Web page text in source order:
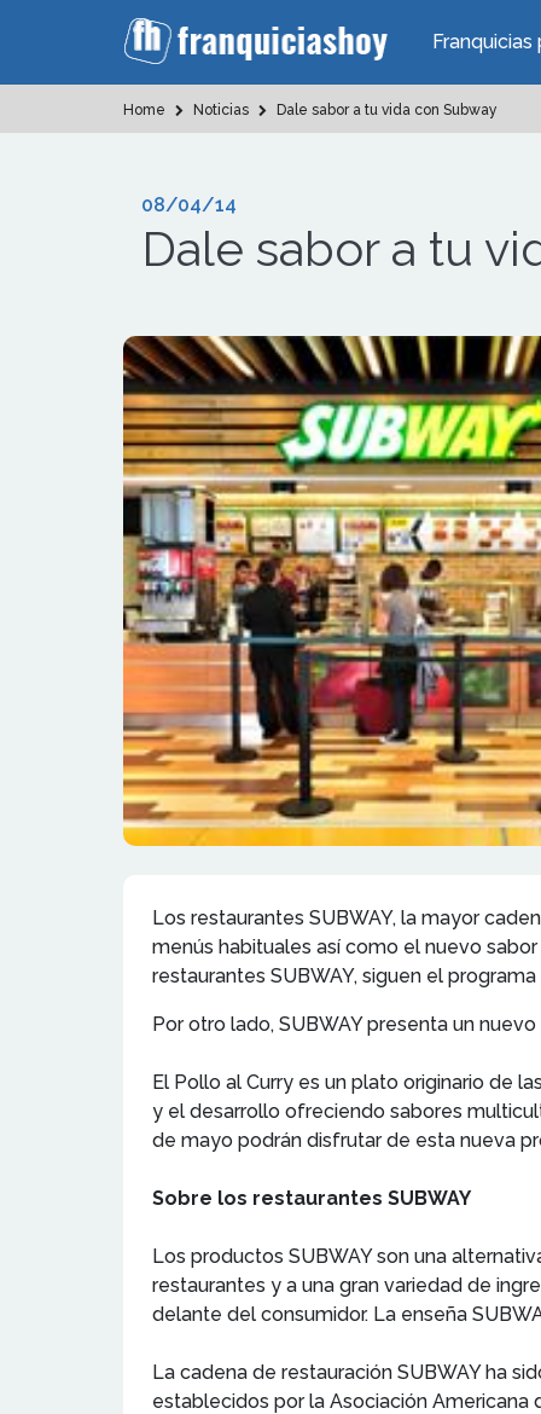
Home Noticias Dale sabor a tu vida con Subway
08/04/14
Dale sabor a tu
Los restaurantes SUBWAY, la mayor
menús habituales así como el nuevo
restaurantes SUBWAY, siguen el
Por otro lado, SUBWAY presenta un
El Pollo al Curry es un plato originario de
y el desarrollo ofreciendo sabores
de mayo podrán disfrutar de esta nueva
Sobre los restaurantes SUBWAY
Los productos SUBWAY son una
restaurantes y a una gran variedad de
delante del consumidor. La enseña
La cadena de restauración SUBWAY ha
establecidos por la Asociación Americana